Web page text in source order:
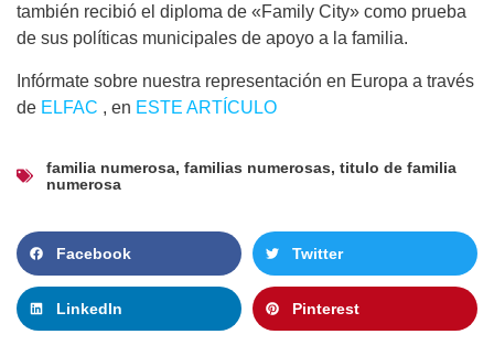
también recibió el diploma de «Family City» como prueba
de sus políticas municipales de apoyo a la familia.
Infórmate sobre nuestra representación en Europa a través
de ELFAC , en ESTE ARTÍCULO
familia numerosa, familias numerosas, titulo de familia
numerosa
Facebook Twitter
LinkedIn Pinterest